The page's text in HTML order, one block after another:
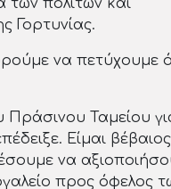
των πολιτών και
Γορτυνίας.
να πετύχουμε
Ταμείου
Είμαι βέβαιος
να
προς όφελος